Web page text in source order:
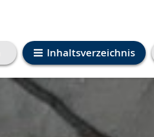
Inhaltsverzeichnis